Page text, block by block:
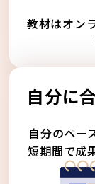
教材はオン
自分に
自分のペー
短期間で成